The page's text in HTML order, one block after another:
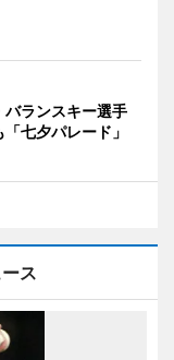
バランスキー選手
七夕パレード」
ス